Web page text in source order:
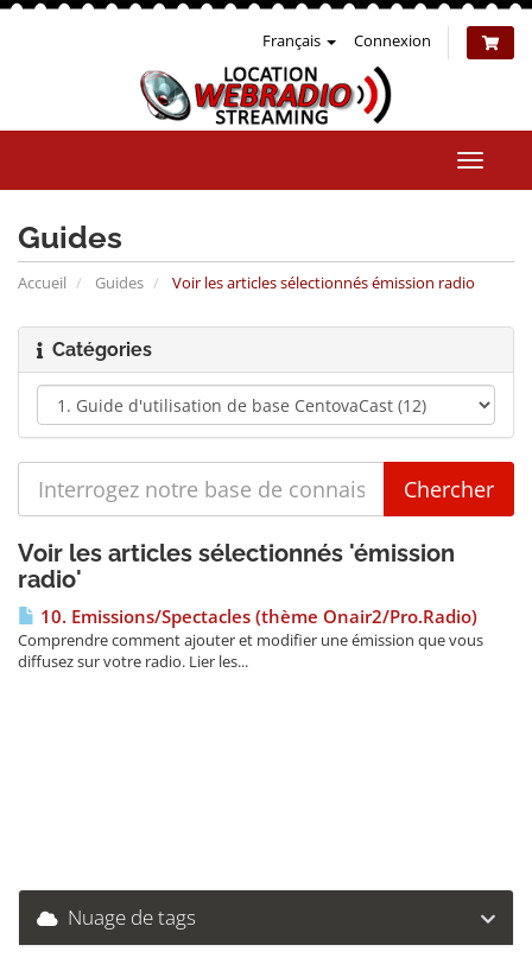
Français Connexion
la
Guides
Accueil Guides Voir les articles sélectionnés émission radio
Catégories
Voir les articles sélectionnés 'émission
radio'
10. Emissions/Spectacles (thème Onair2/Pro.Radio)
Comprendre comment ajouter et modifier une émission que vous
diffusez sur votre radio. Lier les...
Nuage de tags